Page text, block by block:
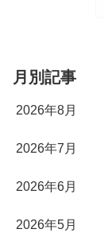
月別記事
2026年8月
2026年7月
2026年6月
2026年5月